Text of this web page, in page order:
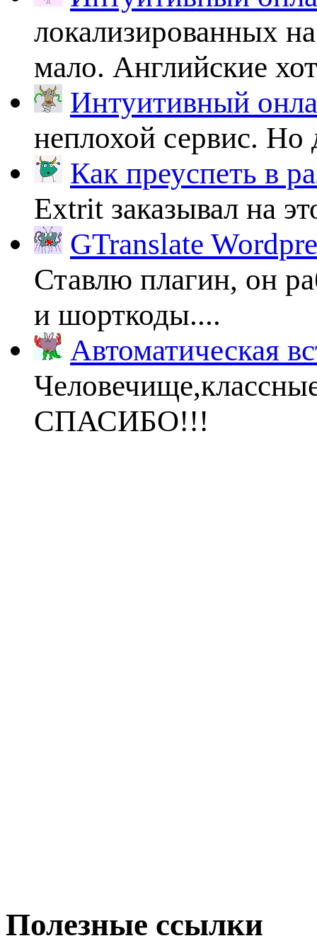
локализированных
мало. Английские
Интуитивный
неплохой сервис.
Как преуспеть в
Extrit заказывал на
GTranslate
Ставлю плагин, он
и шорткоды....
Автоматическая
СПАСИБО!!!
Полезные ссылки